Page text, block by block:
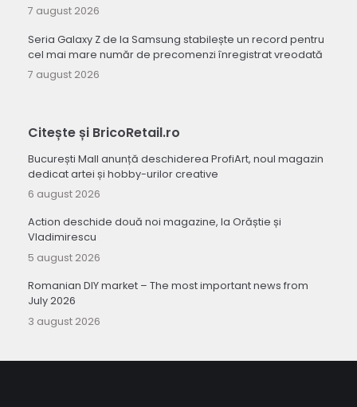
7 august 2026
Seria Galaxy Z de la Samsung stabilește un record pentru
cel mai mare număr de precomenzi înregistrat vreodată
7 august 2026
Citește și BricoRetail.ro
București Mall anunță deschiderea ProfiArt, noul magazin
dedicat artei și hobby-urilor creative
6 august 2026
Action deschide două noi magazine, la Orăștie și
Vladimirescu
5 august 2026
Romanian DIY market – The most important news from
July 2026
3 august 2026